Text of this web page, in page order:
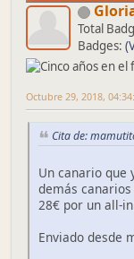
Total
Badges:
Octubre 29, 2018,
Cita de:
Un canario que
demás
28€ por un all-
Enviado desde